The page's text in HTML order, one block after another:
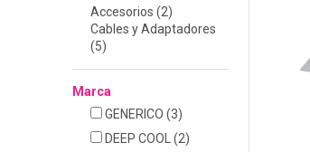
Accesorios (2)
Cables y Adaptadores
(5)
Marca
GENERICO (3)
DEEP COOL (2)